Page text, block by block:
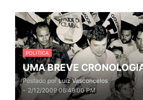
POLITICA
UMA BREVE
Postado por Luiz Vasconcelos
- 2/12/2009 06:49:00 PM